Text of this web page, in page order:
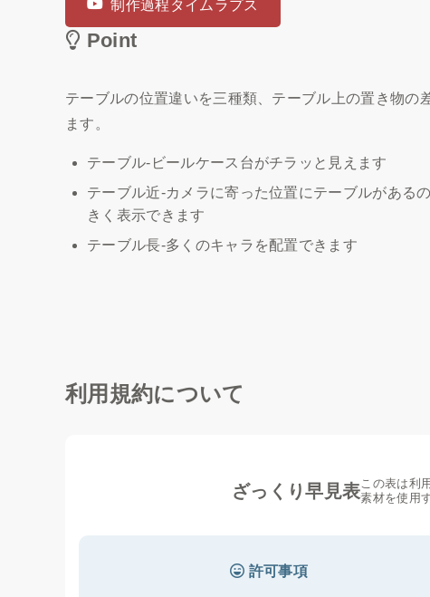
制作過程タイムラプス
Point
テーブルの位置違いを三種類、テーブル上の置き物の
ます。
テーブル‐ビールケース台がチラッと見えます
テーブル近‐カメラに寄った位置にテーブルがある
きく表示できます
テーブル長‐多くのキャラを配置できます
利用規約について
ざっくり早見表この表は利
素材を使用
許可事項